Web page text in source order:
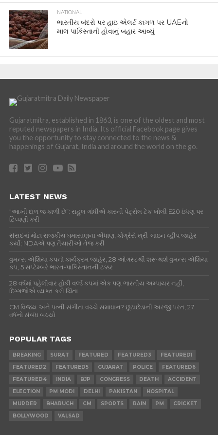
NATIONAL
ભારતીય બંદરો પર હાઇ એલર્ટ કાગળ પર UAEનો
માલ પાકિસ્તાની હોવાનું બહાર આવ્યું
Gujaratmitra, established in 1863, is one of the oldest and most
reputed newspapers in India. Its official Facebook page gives
you the opportunity to stay connected to the news &
happenings of Gujarat, India and around the world on the go.
LATEST NEWS
“આખી દાળ જ કાળી છે”: રાહુલ ગાંધીએ કારની પેટ્રોલ ટેંક ખોલી E20 ઇંધણ પર
ટિપ્પણી કરી
સંસદમાં મોટા રાજકીય ઘમાસાણના એંધાણ, કોંગ્રેસે થ્રી-લાઇન વ્હીપ જાહેર
કર્યો; NDAએ પણ તૈયારીઓ તેજ કરી
વુમન્સ એશિયા કપનો કાર્યક્રમ જાહેર, 28 ઓગસ્ટથી શરૂ થશે વુમન્સ એશિયા
કપ, 5 સપ્ટેમ્બરે ભારત-પાકિસ્તાનની ટક્કર
28 વર્ષમાં પહેલીવાર હોકી વર્લ્ડ કપમાં એક પણ ભારતીય અમ્પાયર નહીં,
દિગ્ગજોએ વ્યક્ત કરી ચિંતા
CM વિજય અને પત્ની સંગીતા વચ્ચે સમાધાન? છૂટાછેડાની અરજી પરત, 27
વર્ષનો સંબંધ બચ્યો
POPULAR TAGS
BREAKING SURAT FEATURED FEATURED3
FEATURED1
FEATURED2
FEATURED5 GUJARAT POLICE
FEATURED6
FEATURED4
INDIA BJP CONGRESS DEATH
ACCIDENT
ELECTION
PM MODI DELHI PAKISTAN
HOSPITAL
MURDER
BHARUCH CM SPORTS RAIN PM
CRICKET
BOLLYWOOD
VALSAD